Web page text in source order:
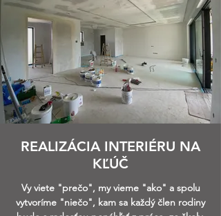
REALIZÁCIA INTERIÉRU NA
KĽÚČ
Vy viete "prečo", my vieme "ako" a spolu
vytvoríme "niečo", kam sa každý člen rodiny